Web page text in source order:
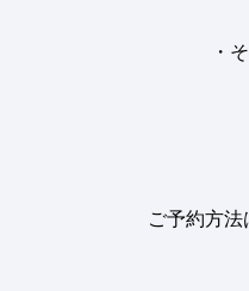
・
ご予約方